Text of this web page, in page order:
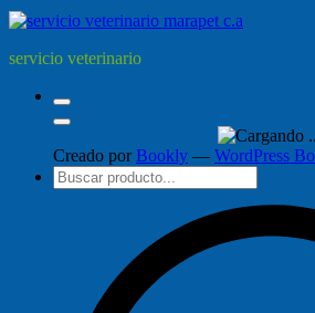
servicio veterinario
Creado por Bookly — WordPress